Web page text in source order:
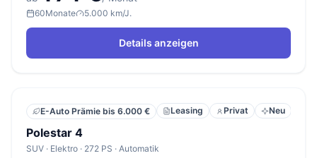
60Monate 5.000 km/J.
Details anzeigen
E-Auto Prämie bis 6.000 € Leasing Privat Neu
Polestar 4
SUV · Elektro · 272 PS · Automatik